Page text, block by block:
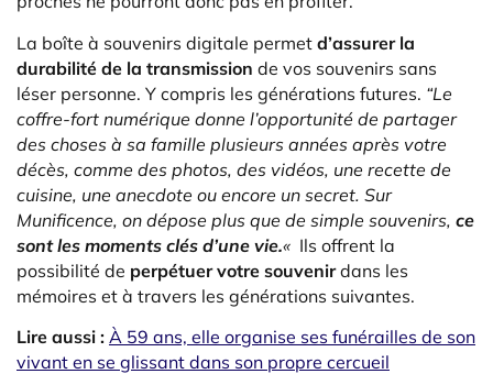
La boîte à souvenirs digitale permet d’assurer la
durabilité de la transmission de vos souvenirs sans
léser personne. Y compris les générations futures. “Le
coffre-fort numérique donne l’opportunité de partager
des choses à sa famille plusieurs années après votre
décès, comme des photos, des vidéos, une recette de
cuisine, une anecdote ou encore un secret. Sur
Munificence, on dépose plus que de simple souvenirs, ce
sont les moments clés d’une vie.« Ils offrent la
possibilité de perpétuer votre souvenirdans les
mémoires et à travers les générations suivantes.
Lire aussi : À 59 ans, elle organise ses funérailles de son
vivant en se glissant dans son propre cercueil